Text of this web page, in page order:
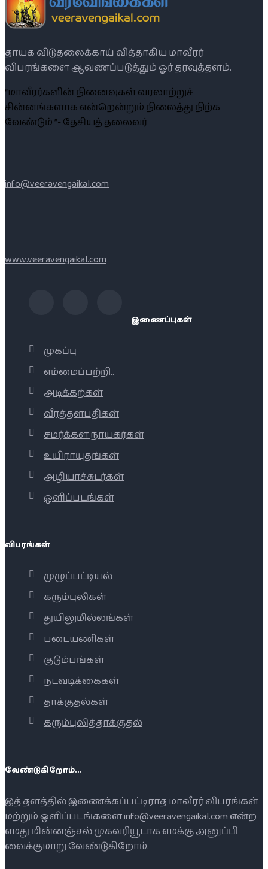
தாயக விடுதலைக்காய் வித்தாகிய மாவீரர்
விபரங்களை ஆவணப்படுத்தும் ஓர் தரவுத்தளம்.
“மாவீரர்களின் நினைவுகள் வரலாற்றுச்
சின்னங்களாக என்றென்றும் நிலைத்து நிற்க
வேண்டும் ”- தேசியத் தலைவர்
info@veeravengaikal.com
www.veeravengaikal.com
இணைப்புகள்
முகப்பு
எம்மைப்பற்றி..
அடிக்கற்கள்
வீரத்தளபதிகள்
சமர்க்கள நாயகர்கள்
உயிராயுதங்கள்
அழியாச்சுடர்கள்
ஒளிப்படங்கள்
விபரங்கள்
முழுப்பட்டியல்
கரும்புலிகள்
துயிலுமில்லங்கள்
படையணிகள்
குடும்பங்கள்
நடவடிக்கைகள்
தாக்குதல்கள்
கரும்புலித்தாக்குதல்
வேண்டுகிறோம்...
இத் தளத்தில் இணைக்கப்பட்டிராத மாவீரர் விபரங்கள்
மற்றும் ஒளிப்படங்களை info@veeravengaikal.com என்ற
எமது மின்னஞ்சல் முகவரியூடாக எமக்கு அனுப்பி
வைக்குமாறு வேண்டுகிறோம்.